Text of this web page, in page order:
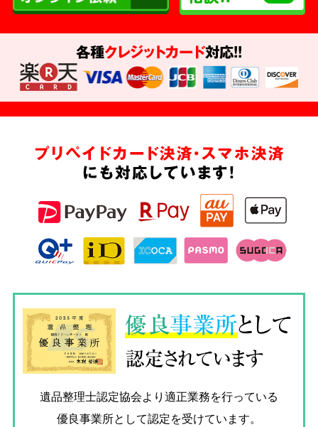
各種クレジットカード対応!!
プリペイドカード決済・スマホ決済
にも対応しています!
優良事業所として
認定されています
遺品整理士認定協会より適正業務を行っている
優良事業所として認定を受けています。